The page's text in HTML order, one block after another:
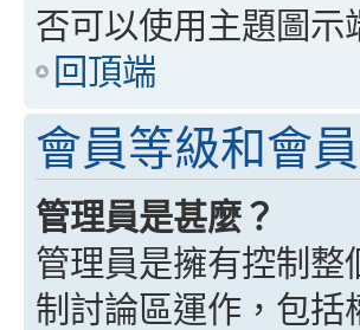
否可以使用主題圖示
回頂端
會員等級和會
管理員是甚麼？
管理員是擁有控制整
制討論區運作，包括